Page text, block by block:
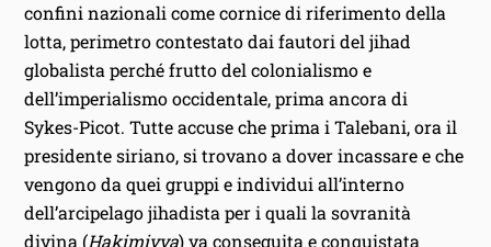
confini nazionali come cornice di riferimento della
lotta, perimetro contestato dai fautori del jihad
globalista perché frutto del colonialismo e
dell’imperialismo occidentale, prima ancora di
Sykes-Picot. Tutte accuse che prima i Talebani, ora il
presidente siriano, si trovano a dover incassare e che
vengono da quei gruppi e individui all’interno
dell’arcipelago jihadista per i quali la sovranità
divina (Hakimiyya) va conseguita e conquistata